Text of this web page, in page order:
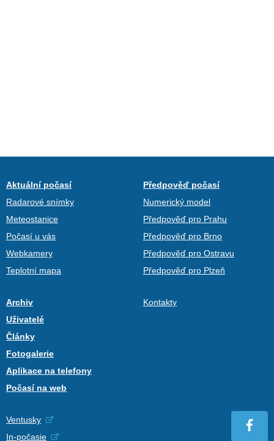
Aktuální počasí
Radarové snímky
Meteostanice
Počasí u vás
Webkamery
Teplotní mapa
Předpověď počasí
Numerický model
Předpověď pro Prahu
Předpověď pro Brno
Předpověď pro Ostravu
Předpověď pro Plzeň
Archiv
Uživatelé
Články
Fotogalerie
Aplikace na telefony
Počasí na web
Kontakty
Ventusky
In-počasie